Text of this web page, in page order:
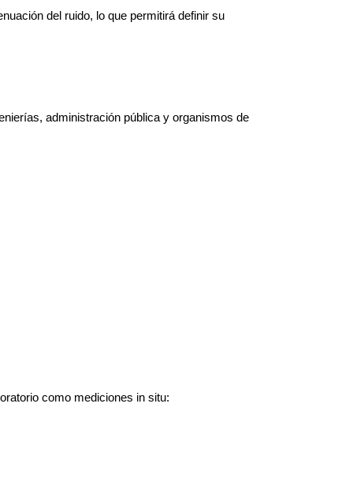
del ruido, lo que permitirá definir su
administración pública y organismos de
como mediciones in situ: